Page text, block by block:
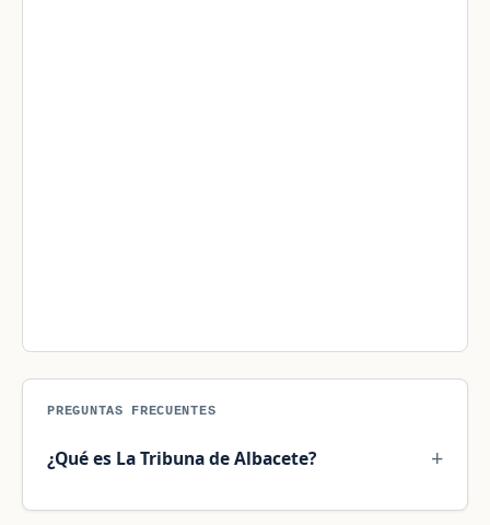
PREGUNTAS FRECUENTES
¿Qué es La Tribuna de Albacete?